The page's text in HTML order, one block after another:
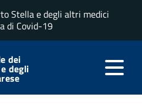
Stella e degli altri medici
di Covid-19
dei
degli